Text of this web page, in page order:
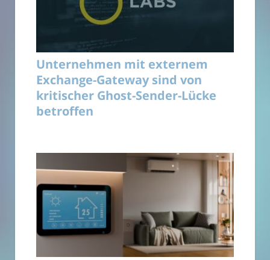
Unternehmen mit externem
Exchange-Gateway sind von
kritischer Ghost-Sender-Lücke
betroffen